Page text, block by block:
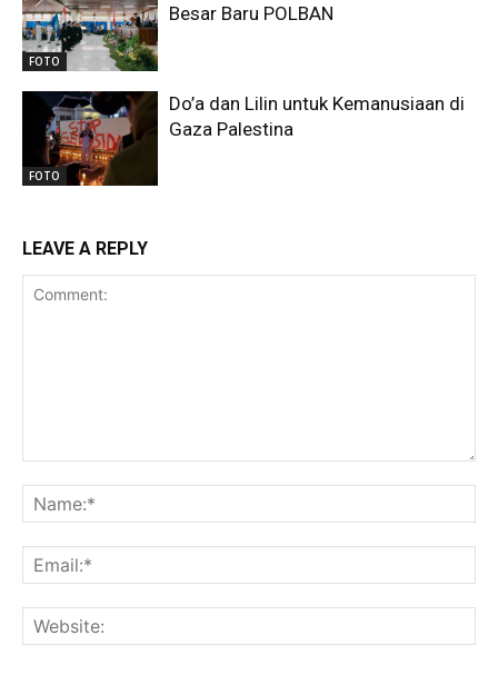
FOTO
Besar Baru POLBAN
FOTO
Do’a dan Lilin untuk Kemanusiaan di
Gaza Palestina
LEAVE A REPLY